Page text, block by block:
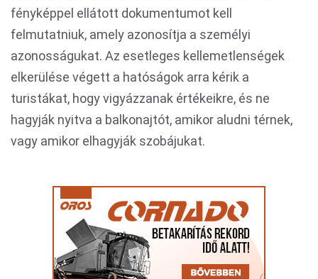
fényképpel ellátott dokumentumot kell
felmutatniuk, amely azonosítja a személyi
azonosságukat. Az esetleges kellemetlenségek
elkerülése végett a hatóságok arra kérik a
turistákat, hogy vigyázzanak értékeikre, és ne
hagyják nyitva a balkonajtót, amikor aludni térnek,
vagy amikor elhagyják szobájukat.